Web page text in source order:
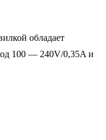
обладает
100 — 240V/0,35A и